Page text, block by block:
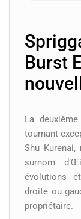
Burst
La
tournant
Shu
surnom
évolutions
droite ou
propriétaire.